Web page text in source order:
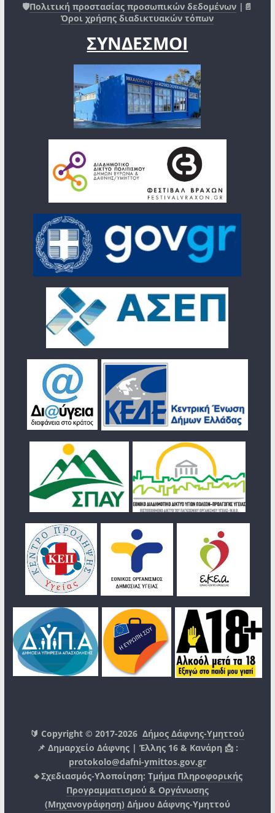
🛡️Πολιτική προστασίας προσωπικών δεδομένων |📄
Όροι χρήσης διαδικτυακών τόπων
ΣΥΝΔΕΣΜΟΙ
🔰 Copyright © 2017-2026Δήμος Δάφνης-Υμηττού
📌 Δημαρχείο Δάφνης | Έλλης 16 & Κανάρη 📩 :
protokolo@dafni-ymittos.gov.gr
🔹Σχεδιασμός-Υλοποίηση: Τμήμα Πληροφορικής
Προγραμματισμού & Οργάνωσης
(Μηχανογράφηση) Δήμου Δάφνης-Υμηττού